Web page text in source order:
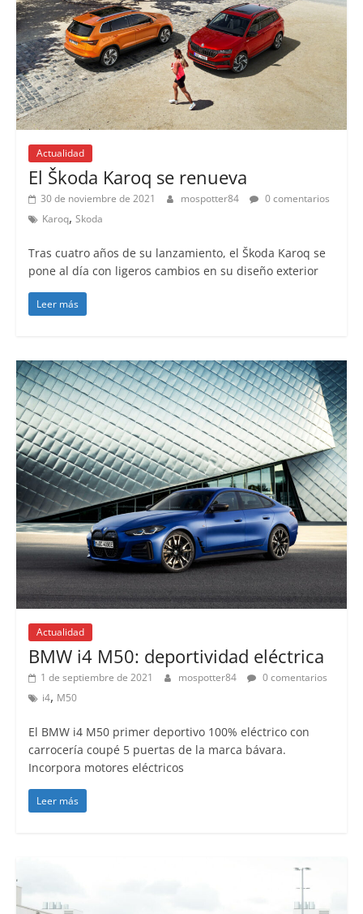
Actualidad
El Škoda Karoq se renueva
30 de noviembre de 2021 mospotter84
0 comentarios
Karoq, Skoda
Tras cuatro años de su lanzamiento, el Škoda Karoq se
pone al día con ligeros cambios en su diseño exterior
Leer más
Actualidad
BMW i4 M50: deportividad eléctrica
1 de septiembre de 2021 mospotter84
0 comentarios
i4, M50
El BMW i4 M50 primer deportivo 100% eléctrico con
carrocería coupé 5 puertas de la marca bávara.
Incorpora motores eléctricos
Leer más